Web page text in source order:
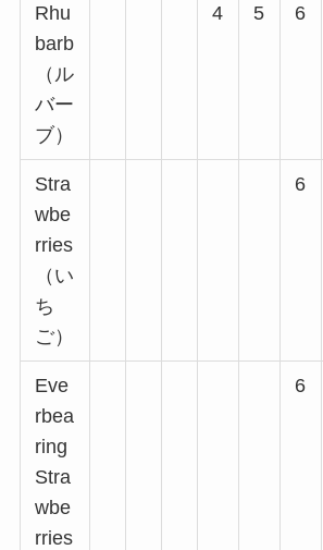
Rhu
barb
（ル
バー
ブ）
4 5 6
Stra
wbe
rries
（い
ち
ご）
6
Eve
rbea
ring
Stra
wbe
rries
6